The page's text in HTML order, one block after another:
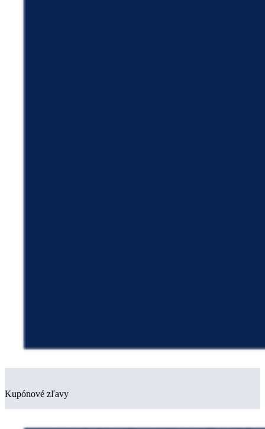
Kupónové zľavy